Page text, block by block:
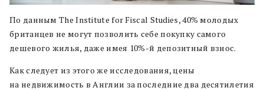
По данным The Institute for Fiscal Studies, 40% молодых
британцев не могут позволить себе покупку самого
дешевого жилья, даже имея 10%-й депозитный взнос.
Как следует из этого же исследования, цены
на недвижимость в Англии за последние два десятилетия